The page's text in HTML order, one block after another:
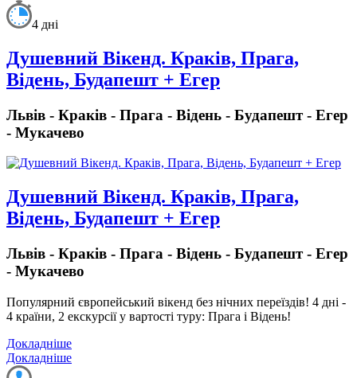
4 дні
Душевний Вікенд. Краків, Прага,
Відень, Будапешт + Егер
Львів - Краків - Прага - Відень - Будапешт - Егер
- Мукачево
Душевний Вікенд. Краків, Прага,
Відень, Будапешт + Егер
Львів - Краків - Прага - Відень - Будапешт - Егер
- Мукачево
Популярний європейський вікенд без нічних переїздів! 4 дні -
4 країни, 2 екскурсії у вартості туру: Прага і Відень!
Докладніше
Докладніше